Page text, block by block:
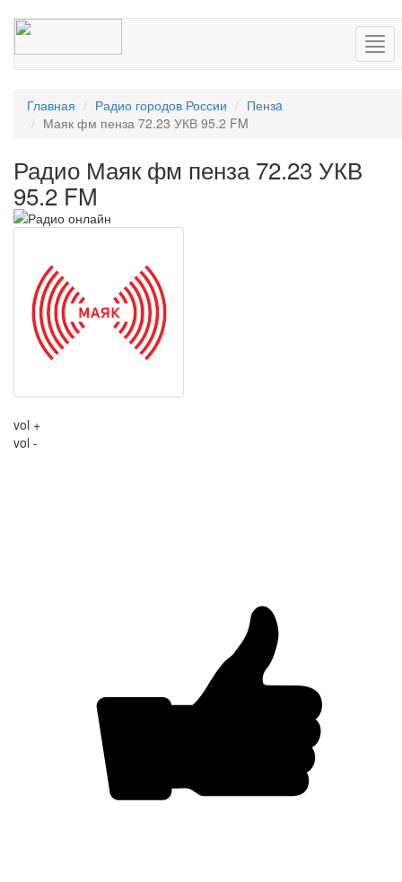
Главная Радио городов России
Пензa
Маяк фм пенза 72.23 УКВ 95.2 FM
Радио Маяк фм пенза 72.23 УКВ
95.2 FM
vol +
vol -